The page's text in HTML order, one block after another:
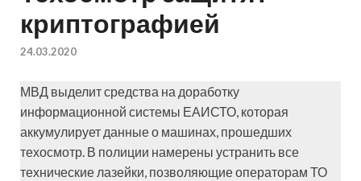
криптографией
24.03.2020
МВД выделит средства на доработку
информационной системы ЕАИСТО, которая
аккумулирует данные о машинах, прошедших
техосмотр. В полиции намерены устранить все
технические лазейки, позволяющие операторам ТО